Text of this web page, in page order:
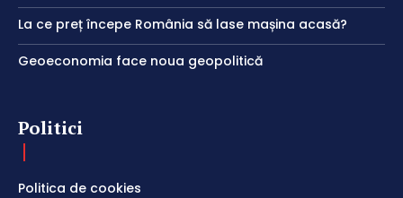
La ce preț începe România să lase mașina acasă?
Geoeconomia face noua geopolitică
Politici
Politica de cookies